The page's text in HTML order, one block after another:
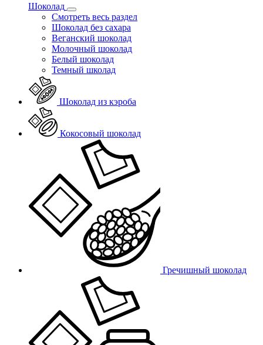
Шоколад
Смотреть весь раздел
Шоколад без сахара
Веганский шоколад
Молочный шоколад
Белый шоколад
Темный школад
Шоколад из кэроба
Кокосовый шоколад
Гречишный шоколад